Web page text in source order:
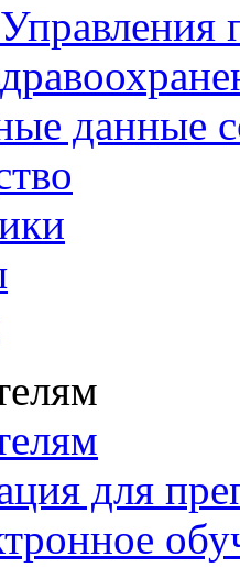
данные
для